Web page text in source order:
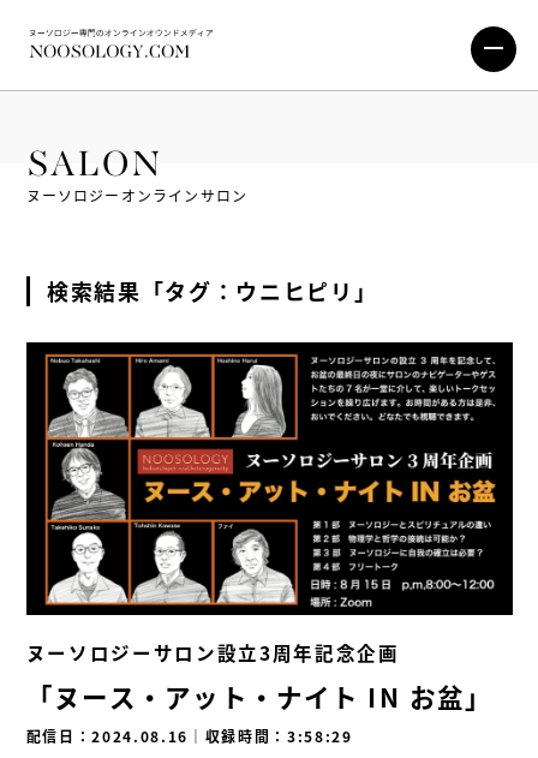
SALON
ヌーソロジーオンラインサロン
検索結果「タグ：ウニヒピリ」
ヌーソロジーサロン設立3周年記念企画
「ヌース・アット・ナイト IN お盆」
配信日：2024.08.16 ｜ 収録時間：3:58:29